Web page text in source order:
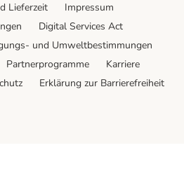
Lieferzeit
Impressum
Digital Services Act
und Umweltbestimmungen
Partnerprogramme
Karriere
Erklärung zur Barrierefreiheit